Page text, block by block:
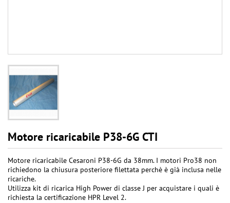
Motore ricaricabile P38-6G CTI
Motore ricaricabile Cesaroni P38-6G da 38mm. I motori Pro38 non
richiedono la chiusura posteriore filettata perchè è già inclusa nelle
ricariche.
Utilizza kit di ricarica High Power di classe J per acquistare i quali è
richiesta la certificazione HPR Level 2.